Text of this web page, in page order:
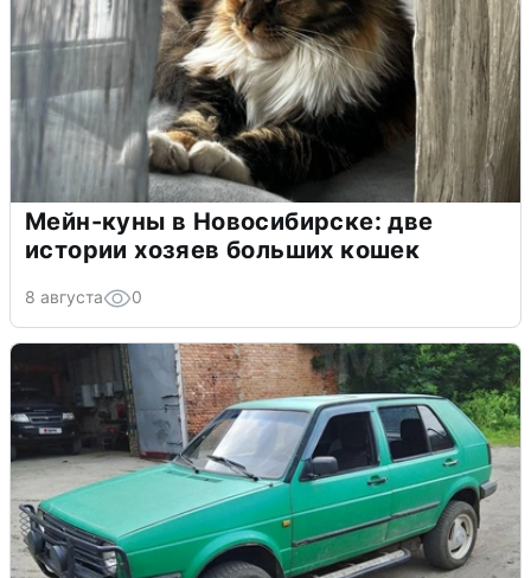
Мейн-куны в Новосибирске: две
истории хозяев больших кошек
8 августа 0